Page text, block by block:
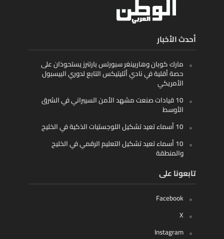
أحدث الأخبار
مارك كوبان وهاربينغر سبورتس بارتنرز يستحوذان على
حصة أقلية في نادي أثليتيكس التابع لدوري البيسبول
الأمريكي
10 قيادات صنعت مشهد الأمن السيبراني في الشرق
الأوسط
10 أسماء تعيد تشكيل اللوجستيات الذكية في الخليج
10 أسماء تعيد تشكيل التعليم الرقمي في الخليج
والمنطقة
تابعونا على
Facebook
X
Instagram